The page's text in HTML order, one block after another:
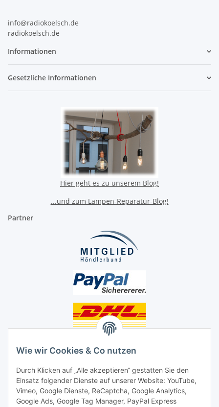
Wie wir Cookies & Co nutzen
Durch Klicken auf „Alle akzeptieren“ gestatten Sie den
Einsatz folgender Dienste auf unserer Website: YouTube,
Vimeo, Google Dienste, ReCaptcha, Google Analytics,
Google Ads, Google Tag Manager, PayPal Express
info@radiokoelsch.de
radiokoelsch.de
Informationen
Gesetzliche Informationen
Hier geht es zu unserem Blog!
...und zum Lampen-Reparatur-Blog!
Partner
Social Media
Unsere Dienstleistungen